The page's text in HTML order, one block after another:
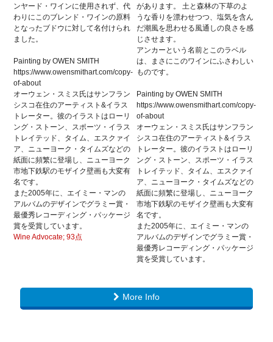
ンヤード・ワインに使用されず、代
わりにこのブレンド・ワインの原料
となったブドウに対して名付けられ
ました。
Painting by OWEN SMITH
https://www.owensmithart.com/copy-
of-about
オーウェン・スミス氏はサンフラン
シスコ在住のアーティスト&イラス
トレーター。彼のイラストはローリ
ング・ストーン、スポーツ・イラス
トレイテッド、タイム、エスクァイ
ア、ニューヨーク・タイムズなどの
紙面に頻繁に登場し、ニューヨーク
市地下鉄駅のモザイク壁画も大変有
名です。
また2005年に、エイミー・マンの
アルバムのデザインでグラミー賞・
最優秀レコーディング・パッケージ
賞を受賞しています。
Wine Advocate; 93点
があります。 土と森林の下草のよ
うな香りを漂わせつつ、塩気を含ん
だ潮風を思わせる風通しの良さを感
じさせます。
アンカーという名前とこのラベル
は、まさにこのワインにふさわしい
ものです。
Painting by OWEN SMITH
https://www.owensmithart.com/copy-
of-about
オーウェン・スミス氏はサンフラン
シスコ在住のアーティスト&イラス
トレーター。彼のイラストはローリ
ング・ストーン、スポーツ・イラス
トレイテッド、タイム、エスクァイ
ア、ニューヨーク・タイムズなどの
紙面に頻繁に登場し、ニューヨーク
市地下鉄駅のモザイク壁画も大変有
名です。
また2005年に、エイミー・マンの
アルバムのデザインでグラミー賞・
最優秀レコーディング・パッケージ
賞を受賞しています。
More Info